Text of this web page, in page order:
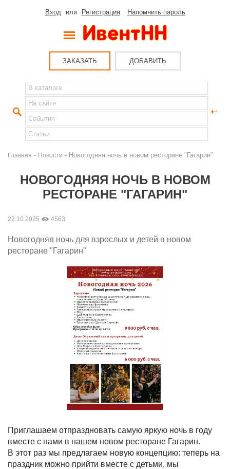
Вход или Регистрация Напомнить пароль
ЗАКАЗАТЬ ДОБАВИТЬ
Главная - Новости - Новогодняя ночь в новом ресторане "Гагарин"
НОВОГОДНЯЯ НОЧЬ В НОВОМ
РЕСТОРАНЕ "ГАГАРИН"
22.10.2025 4563
Новогодняя ночь для взрослых и детей в новом
ресторане "Гагарин"
Приглашаем отпраздновать самую яркую ночь в году
вместе с нами в нашем новом ресторане Гагарин.
В этот раз мы предлагаем новую концепцию: теперь на
праздник можно прийти вместе с детьми, мы